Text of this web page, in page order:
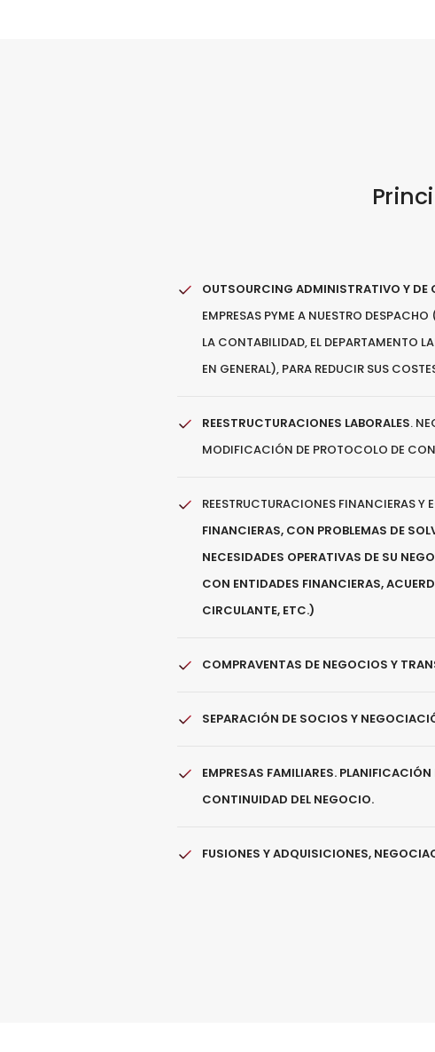
OUTSOURCING ADMINISTRATIVO Y DE
EMPRESAS PYME A NUESTRO
LA CONTABILIDAD, EL DEPARTAMENTO
EN GENERAL), PARA REDUCIR SUS
REESTRUCTURACIONES LABORALES.
MODIFICACIÓN DE PROTOCOLO DE
REESTRUCTURACIONES FINANCIERAS Y
FINANCIERAS, CON PROBLEMAS DE
NECESIDADES OPERATIVAS DE SU
CON ENTIDADES FINANCIERAS,
CIRCULANTE, ETC.)
COMPRAVENTAS DE NEGOCIOS Y
SEPARACIÓN DE SOCIOS Y
EMPRESAS FAMILIARES. PLANIFICACIÓN
CONTINUIDAD DEL NEGOCIO.
FUSIONES Y ADQUISICIONES,